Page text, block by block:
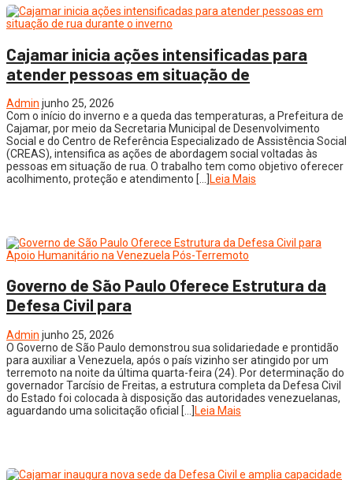
Cajamar inicia ações intensificadas para
atender pessoas em situação de
Admin junho 25, 2026
Com o início do inverno e a queda das temperaturas, a Prefeitura de
Cajamar, por meio da Secretaria Municipal de Desenvolvimento
Social e do Centro de Referência Especializado de Assistência Social
(CREAS), intensifica as ações de abordagem social voltadas às
pessoas em situação de rua. O trabalho tem como objetivo oferecer
acolhimento, proteção e atendimento […]
Leia Mais
Governo de São Paulo Oferece Estrutura da
Defesa Civil para
Admin junho 25, 2026
O Governo de São Paulo demonstrou sua solidariedade e prontidão
para auxiliar a Venezuela, após o país vizinho ser atingido por um
terremoto na noite da última quarta-feira (24). Por determinação do
governador Tarcísio de Freitas, a estrutura completa da Defesa Civil
do Estado foi colocada à disposição das autoridades venezuelanas,
aguardando uma solicitação oficial […]
Leia Mais